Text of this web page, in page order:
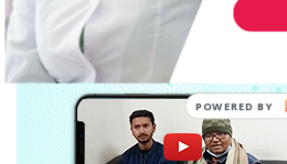
POWERED BY